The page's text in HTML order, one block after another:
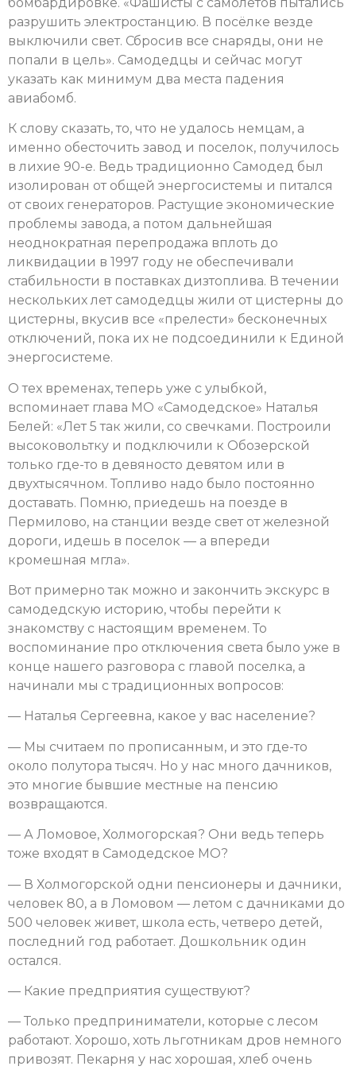
разрушить электростанцию. В посёлке везде
выключили свет. Сбросив все снаряды, они не
попали в цель». Самодедцы и сейчас могут
указать как минимум два места падения
авиабомб.
К слову сказать, то, что не удалось немцам, а
именно обесточить завод и поселок, получилось
в лихие 90-е. Ведь традиционно Самодед был
изолирован от общей энергосистемы и питался
от своих генераторов. Растущие экономические
проблемы завода, а потом дальнейшая
неоднократная перепродажа вплоть до
ликвидации в 1997 году не обеспечивали
стабильности в поставках дизтоплива. В течении
нескольких лет самодедцы жили от цистерны до
цистерны, вкусив все «прелести» бесконечных
отключений, пока их не подсоединили к Единой
энергосистеме.
О тех временах, теперь уже с улыбкой,
вспоминает глава МО «Самодедское» Наталья
Белей: «Лет 5 так жили, со свечками. Построили
высоковольтку и подключили к Обозерской
только где-то в девяносто девятом или в
двухтысячном. Топливо надо было постоянно
доставать. Помню, приедешь на поезде в
Пермилово, на станции везде свет от железной
дороги, идешь в поселок — а впереди
кромешная мгла».
Вот примерно так можно и закончить экскурс в
самодедскую историю, чтобы перейти к
знакомству с настоящим временем. То
воспоминание про отключения света было уже в
конце нашего разговора с главой поселка, а
начинали мы с традиционных вопросов:
— Наталья Сергеевна, какое у вас население?
— Мы считаем по прописанным, и это где-то
около полутора тысяч. Но у нас много дачников,
это многие бывшие местные на пенсию
возвращаются.
— А Ломовое, Холмогорская? Они ведь теперь
тоже входят в Самодедское МО?
— В Холмогорской одни пенсионеры и дачники,
человек 80, а в Ломовом — летом с дачниками до
500 человек живет, школа есть, четверо детей,
последний год работает. Дошкольник один
остался.
— Какие предприятия существуют?
— Только предприниматели, которые с лесом
работают. Хорошо, хоть льготникам дров немного
привозят. Пекарня у нас хорошая, хлеб очень